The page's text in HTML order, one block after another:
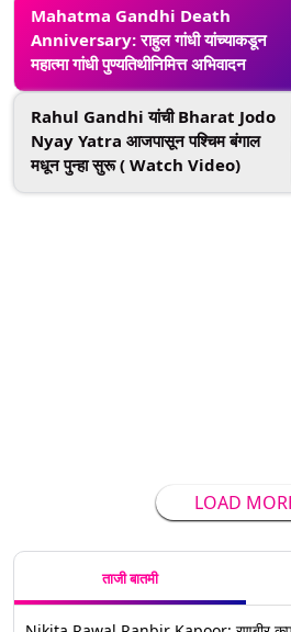
Mahatma Gandhi Death
Anniversary: राहुल गांधी यांच्याकडून
महात्मा गांधी पुण्यतिथीनिमित्त अभिवादन
Rahul Gandhi यांची Bharat Jodo
Nyay Yatra आजपासून पश्चिम बंगाल
मधून पुन्हा सुरू ( Watch Video)
LOAD
ताजी बातमी